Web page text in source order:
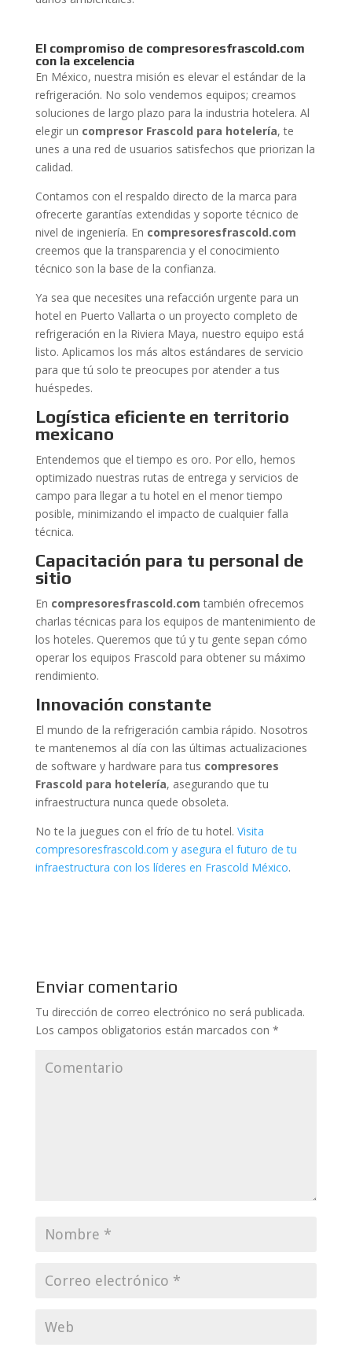
El compromiso de compresoresfrascold.com
con la excelencia
En México, nuestra misión es elevar el estándar de la
refrigeración. No solo vendemos equipos; creamos
soluciones de largo plazo para la industria hotelera. Al
elegir un compresor Frascold para hotelería, te
unes a una red de usuarios satisfechos que priorizan la
calidad.
Contamos con el respaldo directo de la marca para
ofrecerte garantías extendidas y soporte técnico de
nivel de ingeniería. En compresoresfrascold.com
creemos que la transparencia y el conocimiento
técnico son la base de la confianza.
Ya sea que necesites una refacción urgente para un
hotel en Puerto Vallarta o un proyecto completo de
refrigeración en la Riviera Maya, nuestro equipo está
listo. Aplicamos los más altos estándares de servicio
para que tú solo te preocupes por atender a tus
huéspedes.
Logística eficiente en territorio
mexicano
Entendemos que el tiempo es oro. Por ello, hemos
optimizado nuestras rutas de entrega y servicios de
campo para llegar a tu hotel en el menor tiempo
posible, minimizando el impacto de cualquier falla
técnica.
Capacitación para tu personal de
sitio
En compresoresfrascold.com también ofrecemos
charlas técnicas para los equipos de mantenimiento de
los hoteles. Queremos que tú y tu gente sepan cómo
operar los equipos Frascold para obtener su máximo
rendimiento.
Innovación constante
El mundo de la refrigeración cambia rápido. Nosotros
te mantenemos al día con las últimas actualizaciones
de software y hardware para tus compresores
Frascold para hotelería, asegurando que tu
infraestructura nunca quede obsoleta.
No te la juegues con el frío de tu hotel. Visita
compresoresfrascold.com y asegura el futuro de tu
infraestructura con los líderes en Frascold México.
Enviar comentario
Tu dirección de correo electrónico no será publicada.
Los campos obligatorios están marcados con *